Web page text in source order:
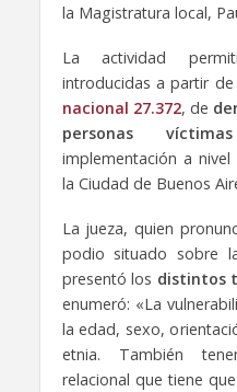
la Magistratura local,
La actividad
introducidas a partir
nacional 27.372, de
personas
implementación a
la Ciudad de Buenos
La jueza, quien
podio situado sobre
presentó los distintos
enumeró: «La
la edad, sexo,
etnia. También
relacional que tiene